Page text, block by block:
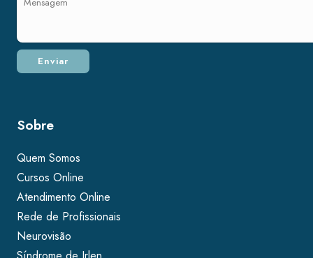
Sobre
Quem Somos
Cursos Online
Atendimento Online
Rede de Profissionais
Neurovisão